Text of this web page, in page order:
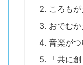
ころもが
おでむか
音楽が
「共に